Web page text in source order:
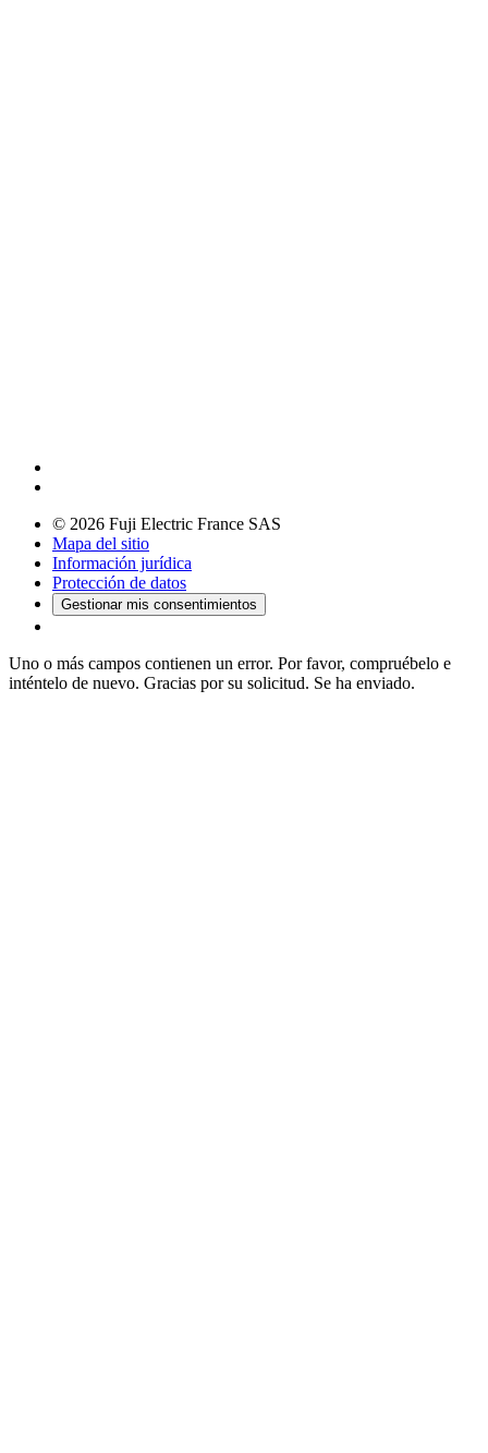
© 2026 Fuji Electric France SAS
Mapa del sitio
Información jurídica
Protección de datos
Gestionar mis consentimientos
Uno o más campos contienen un error. Por favor, compruébelo e
inténtelo de nuevo. Gracias por su solicitud. Se ha enviado.